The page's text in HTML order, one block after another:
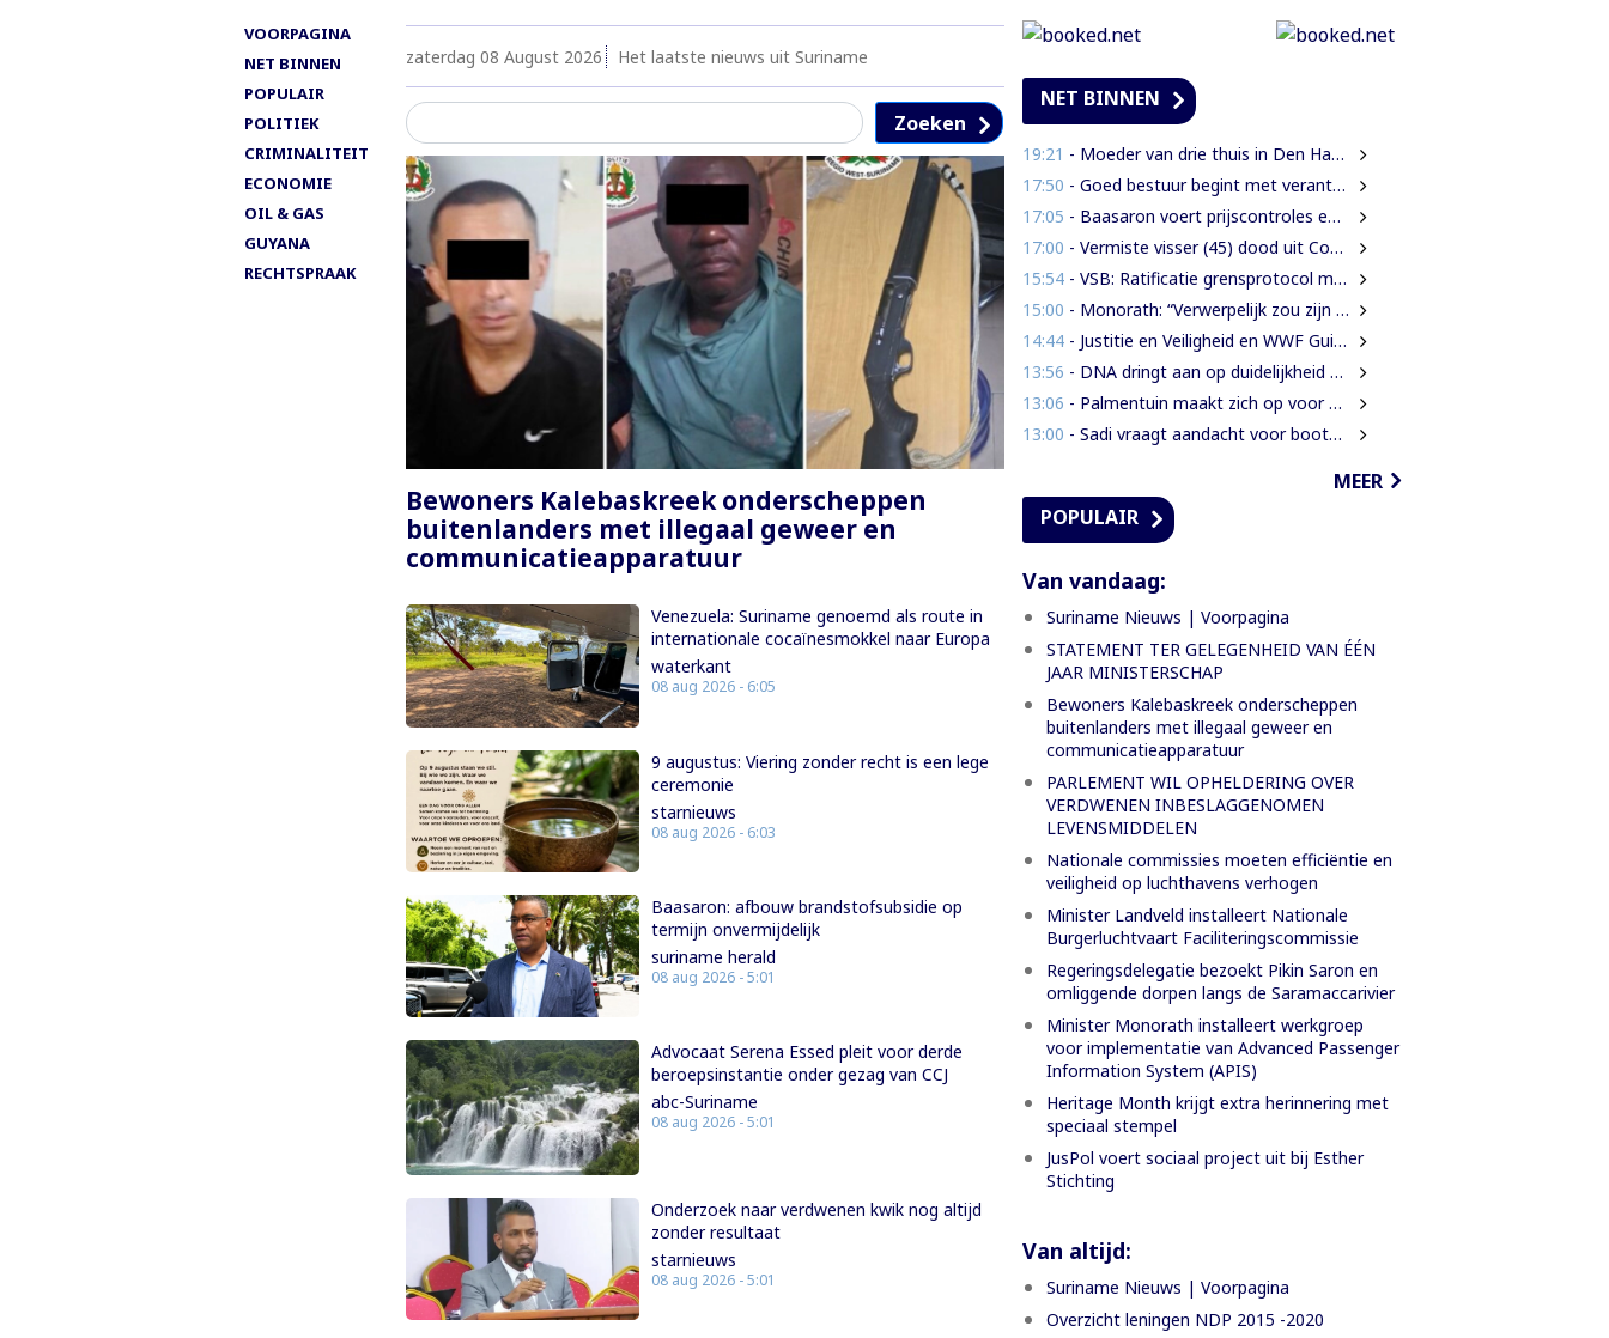
VOORPAGINA
NET BINNEN
POPULAIR
POLITIEK
CRIMINALITEIT
ECONOMIE
OIL & GAS
GUYANA
RECHTSPRAAK
zaterdag 08 August 2026 Het laatste nieuws uit Suriname
Zoeken
Bewoners Kalebaskreek onderscheppen
buitenlanders met illegaal geweer en
communicatieapparatuur
Venezuela: Suriname genoemd als route in
internationale cocaïnesmokkel naar Europa
waterkant
08 aug 2026 - 6:05
9 augustus: Viering zonder recht is een lege
ceremonie
starnieuws
08 aug 2026 - 6:03
Baasaron: afbouw brandstofsubsidie op
termijn onvermijdelijk
suriname herald
08 aug 2026 - 5:01
Advocaat Serena Essed pleit voor derde
beroepsinstantie onder gezag van CCJ
abc-Suriname
08 aug 2026 - 5:01
Onderzoek naar verdwenen kwik nog altijd
zonder resultaat
starnieuws
08 aug 2026 - 5:01
NET BINNEN
19:21 - Moeder van drie thuis in Den Haag doodgeschoten; verdachte ex-partner opgepakt na vluchten
17:50 - Goed bestuur begint met verantwoording afleggen
17:05 - Baasaron voert prijscontroles en toezicht op voedselveiligheid op
17:00 - Vermiste visser (45) dood uit Coesewijnerivier gehaald
15:54- VSB: Ratificatie grensprotocol mag geen blanco cheque zijn
15:00 - Monorath: “Verwerpelijk zou zijn wanneer we de dingen zouden bedekken met de mantel der liefde”
14:44- Justitie en Veiligheid en WWF Guianas verkennen verdere samenwerking
13:56 - DNA dringt aan op duidelijkheid over oorzaak massale vissterfte
13:06 - Palmentuin maakt zich op voor kleurrijke viering Dag der Inheemsen
13:00 - Sadi vraagt aandacht voor boothouders en overbelasting Wijdenboschbrug
MEER
POPULAIR
Van vandaag:
Suriname Nieuws | Voorpagina
STATEMENT TER GELEGENHEID VAN ÉÉN
JAAR MINISTERSCHAP
Bewoners Kalebaskreek onderscheppen
buitenlanders met illegaal geweer en
communicatieapparatuur
PARLEMENT WIL OPHELDERING OVER
VERDWENEN INBESLAGGENOMEN
LEVENSMIDDELEN
Nationale commissies moeten efficiëntie en
veiligheid op luchthavens verhogen
Minister Landveld installeert Nationale
Burgerluchtvaart Faciliteringscommissie
Regeringsdelegatie bezoekt Pikin Saron en
omliggende dorpen langs de Saramaccarivier
Minister Monorath installeert werkgroep
voor implementatie van Advanced Passenger
Information System (APIS)
Heritage Month krijgt extra herinnering met
speciaal stempel
JusPol voert sociaal project uit bij Esther
Stichting
Van altijd:
Suriname Nieuws | Voorpagina
Overzicht leningen NDP 2015 -2020